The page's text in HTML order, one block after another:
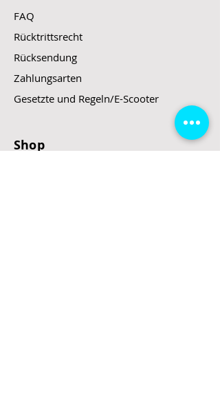
FAQ
Rücktrittsrecht
Rücksendung
Zahlungsarten
Gesetzte und Regeln/E-Scooter
Shop